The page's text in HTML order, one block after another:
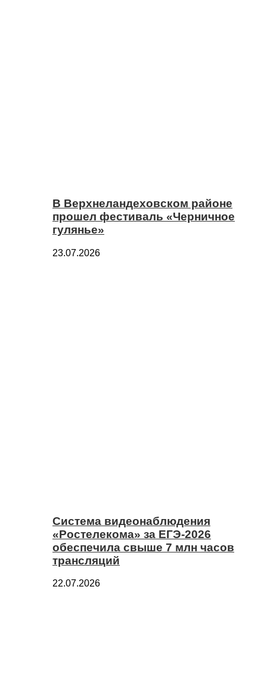
В Верхнеландеховском районе
прошел фестиваль «Черничное
гулянье»
23.07.2026
Система видеонаблюдения
«Ростелекома» за ЕГЭ-2026
обеспечила свыше 7 млн часов
трансляций
22.07.2026